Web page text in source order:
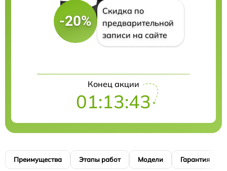
-20%
Скидка по
предварительной
записи на сайте
Конец акции
01:13:42
Преимущества Этапы работ Модели Гарантия